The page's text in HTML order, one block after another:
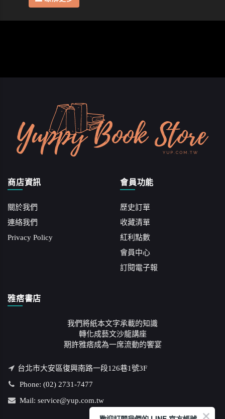
商店資訊
關於我們
連絡我們
Privacy Policy
會員功能
歷史訂單
收藏清單
紅利點數
會員中心
訂閱電子報
雅痞書店
我們將紙本文字承載的知識
轉化成藝文沙龍講座
期許雅痞成為一席流動的饗宴
台北市大安區復興南路一段126巷1號3F
Phone: (02) 2731-7477
Mail: service@yup.com.tw